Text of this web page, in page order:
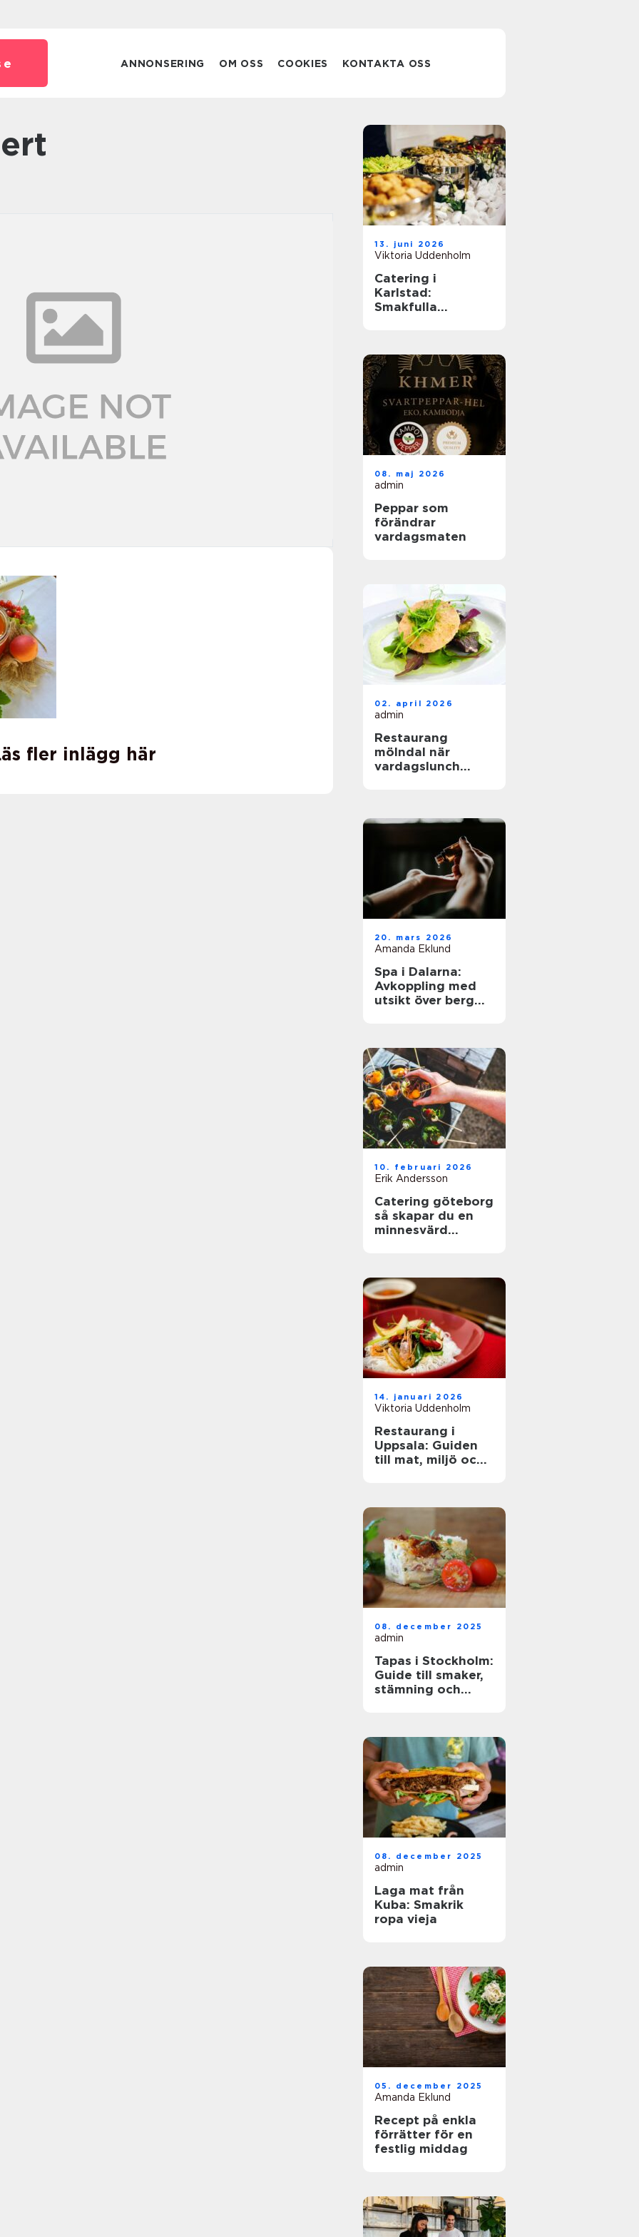
ANNONSERING OM OSS COOKIES KONTAKTA OSS
fler inlägg här
13. juni 2026
Viktoria Uddenholm
Catering i
Karlstad:
Smakfulla
08. maj 2026
admin
Peppar som
förändrar
vardagsmaten
02. april 2026
admin
Restaurang
mölndal när
vardagslunch
20. mars 2026
Amanda Eklund
Spa i Dalarna:
Avkoppling med
utsikt över berg
10. februari 2026
Erik Andersson
Catering göteborg
så skapar du en
minnesvärd
14. januari 2026
Viktoria Uddenholm
Restaurang i
Uppsala: Guiden
till mat, miljö och
08. december 2025
admin
Tapas i Stockholm:
Guide till smaker,
stämning och
08. december 2025
admin
Laga mat från
Kuba: Smakrik
ropa vieja
05. december 2025
Amanda Eklund
Recept på enkla
förrätter för en
festlig middag